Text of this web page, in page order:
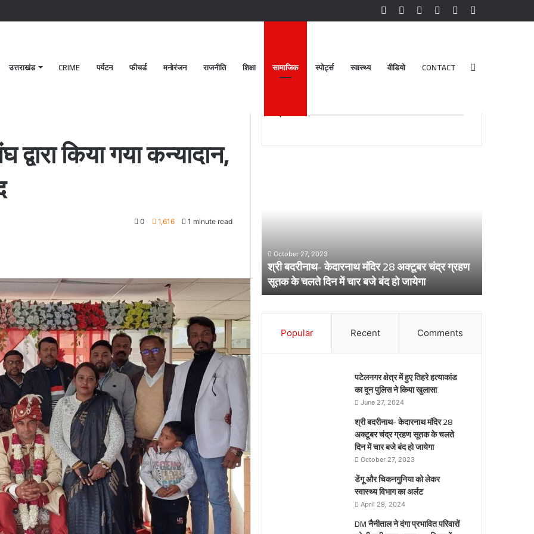
Random
Log
Instagram
YouTube
Facebook
उत्तराखंड CRIME पर्यटन फीचर्ड मनोरंजन राजनीति शिक्षा सामाजिक स्पोर्ट्स स्वास्थ्य वीडियो CONTACT
वर वधु को दिया आशिर्वाद
किया गया कन्यादान,
0 1,616 1 minute read
ने
किया
खुलासा
किया खुलासा
ग्रहण
सूतक
के
चलते
October 27, 2023
श्री बदरीनाथ- केदारनाथ मंदिर 28 अक्टूबर चंद्र ग्रहण
सूतक के चलते दिन में चार बजे बंद हो जायेगा
Popular Recent Comments
पटेलनगर क्षेत्र में हुए तिहरे हत्याकांड
का दून पुलिस ने किया खुलासा
June 27, 2024
श्री बदरीनाथ- केदारनाथ मंदिर 28
अक्टूबर चंद्र ग्रहण सूतक के चलते
दिन में चार बजे बंद हो जायेगा
October 27, 2023
डेंगू और चिकनगुनिया को लेकर
स्वास्थ्य विभाग का अर्लट
April 29, 2024
DM नैनीताल ने दंगा प्रभावित परिवारों